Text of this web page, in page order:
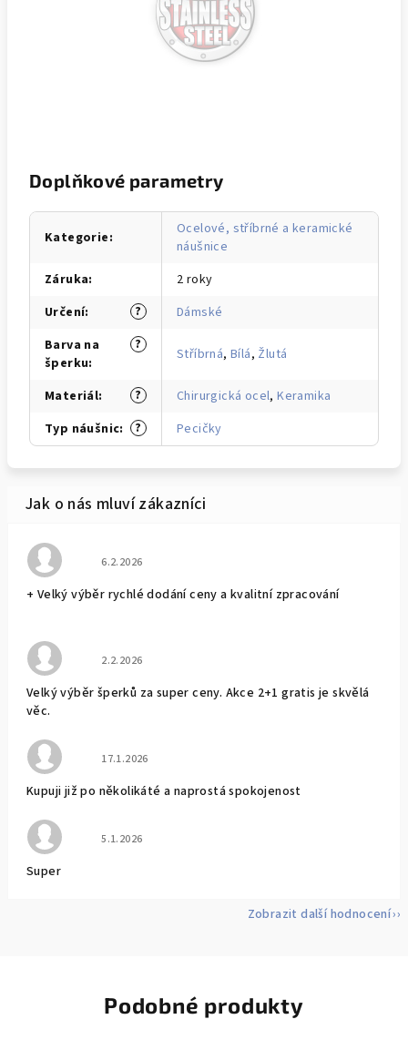
Doplňkové parametry
Kategorie:
Ocelové, stříbrné a keramické
náušnice
Záruka:
2 roky
?
Určení:
Dámské
?
Barva na
šperku: Stříbrná,Bílá, Žlutá
?
Materiál: Chirurgická ocel,Keramika
?
Typ náušnic: Pecičky
Hodnocení obchodu je 5 z 5 hvězdiček.
6.2.2026
+ Velký výběr rychlé dodání ceny a kvalitní zpracování
Hodnocení obchodu je 5 z 5 hvězdiček.
2.2.2026
Velký výběr šperků za super ceny. Akce 2+1 gratis je skvělá
věc.
Hodnocení obchodu je 5 z 5 hvězdiček.
17.1.2026
Kupuji již po několikáté a naprostá spokojenost
Hodnocení obchodu je 5 z 5 hvězdiček.
5.1.2026
Super
Zobrazit další hodnocení
Podobné produkty